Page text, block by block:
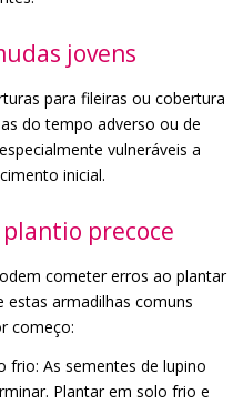
jovens
para fileiras ou cobertura
do tempo adverso ou de
vulneráveis a
inicial.
precoce
cometer erros ao plantar
estas armadilhas comuns
começo:
frio: As sementes de lupino
Plantar em solo frio e